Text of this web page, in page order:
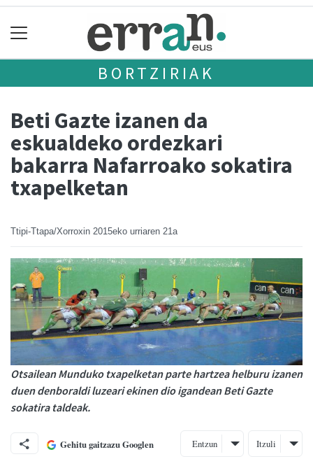
BORTZIRIAK
Beti Gazte izanen da
eskualdeko ordezkari
bakarra Nafarroako sokatira
txapelketan
Ttipi-Ttapa/Xorroxin 2015eko urriaren 21a
Otsailean Munduko txapelketan parte hartzea helburu izanen
duen denboraldi luzeari ekinen dio igandean Beti Gazte
sokatira taldeak.
Gehitu gaitzazu Googlen Entzun Itzuli